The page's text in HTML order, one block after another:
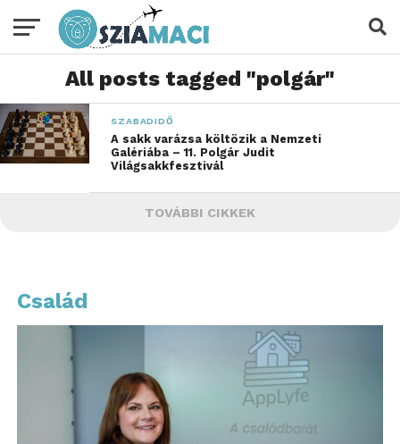
All posts tagged "polgár"
SZABADIDŐ
A sakk varázsa költözik a Nemzeti
Galériába – 11. Polgár Judit
Világsakkfesztivál
TOVÁBBI CIKKEK
Család